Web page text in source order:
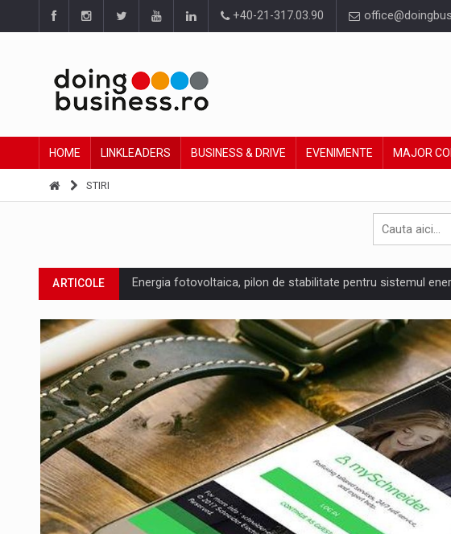
+40-21-317.03.90
HOME LINKLEADERS BUSINESS & DRIVE EVENIMENTE MAJOR
STIRI
ARTICOLE Energia fotovoltaica, pilon de stabilitate pentru sistemul
ARTICOLE Cum invatam sa spunem nu intr-o cultura care pedepseste
ARTICOLE Ingredient Spotlight: What SKU Level Tracking Reveals About
ARTICOLE Producatorii si comerciantii care nu se supun noilor
INTERVIURI LEADERSHIP IN MISCARE
INTERVIURI CU BATERIILE PERMANENT INCARCATE
INTERVIURI PUTTING ROMANIAN CORPORATE COMPANIES ON THE